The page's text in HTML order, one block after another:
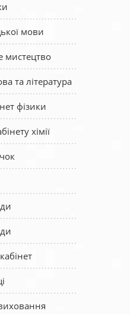
мови
мистецтво
та література
фізики
хімії